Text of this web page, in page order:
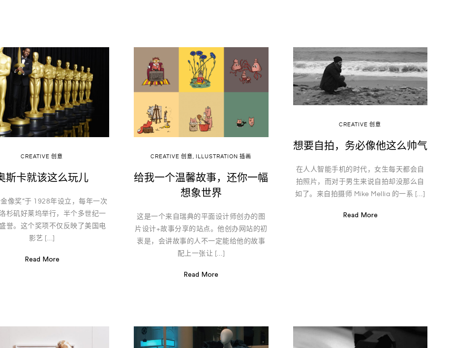
CREATIVE 创意
斯卡就该这么玩儿
像奖”于 1928年设立，每年一次
杉矶好莱坞举行，半个多世纪一
誉。这个奖项不仅反映了美国电
影艺 […]
Read More
CREATIVE 创意, ILLUSTRATION 插画
给我一个温馨故事，还你一幅
想象世界
这是一个来自瑞典的平面设计师创办的图
片设计+故事分享的站点。他创办网站的初
衷是，会讲故事的人不一定能给他的故事
配上一张让 […]
Read More
CREATIVE 创意
想要自拍，务必像他这么帅气
在人人智能手机的时代，女生每天都会自
拍照片，而对于男生来说自拍却没那么自
如了。来自拍摄师 Mike Mellia 的一系 […]
Read More